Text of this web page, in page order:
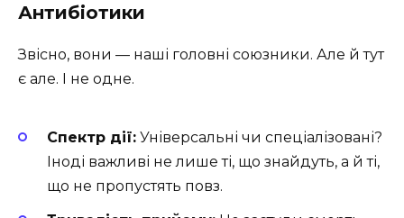
Антибіотики
Звісно, вони — наші головні союзники. Але й тут
є але. І не одне.
Спектр дії: Універсальні чи спеціалізовані?
Іноді важливі не лише ті, що знайдуть, а й ті,
що не пропустять повз.